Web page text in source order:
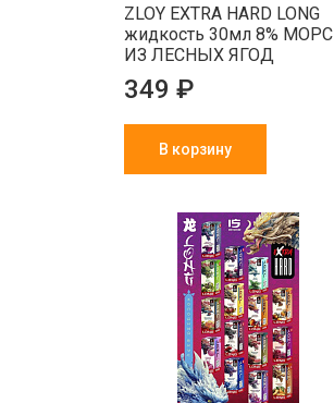
ZLOY EXTRA HARD LONG
жидкость 30мл 8% МОРС
ИЗ ЛЕСНЫХ ЯГОД
349 ₽
В корзину